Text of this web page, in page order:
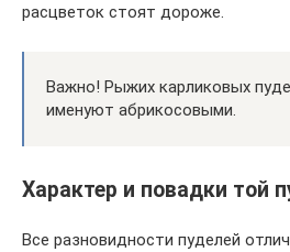
расцветок стоят дороже.
Важно! Рыжих карликовых
именуют абрикосовыми.
Характер и повадки той
Все разновидности пуделей